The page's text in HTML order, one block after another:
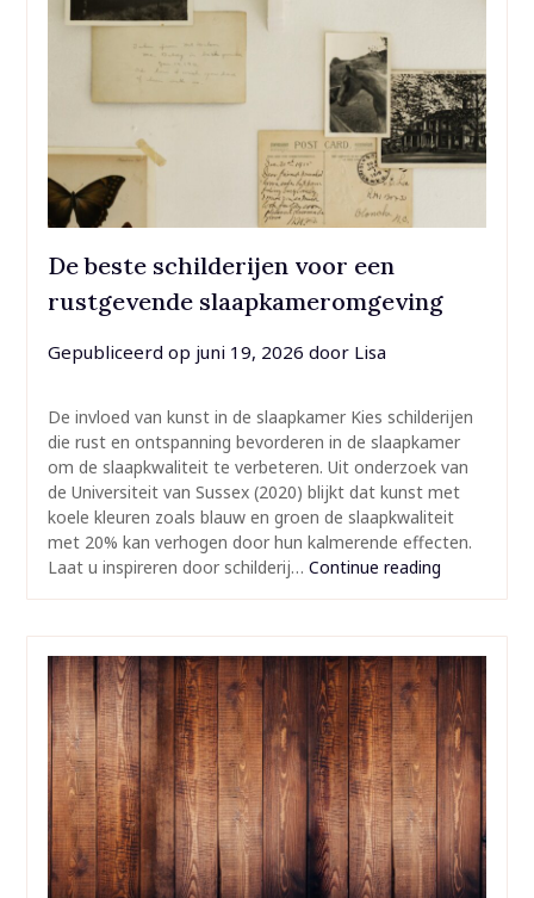
De beste schilderijen voor een
rustgevende slaapkameromgeving
Gepubliceerd op juni 19, 2026 door Lisa
De invloed van kunst in de slaapkamer Kies schilderijen
die rust en ontspanning bevorderen in de slaapkamer
om de slaapkwaliteit te verbeteren. Uit onderzoek van
de Universiteit van Sussex (2020) blijkt dat kunst met
koele kleuren zoals blauw en groen de slaapkwaliteit
met 20% kan verhogen door hun kalmerende effecten.
Laat u inspireren door schilderij… Continue reading